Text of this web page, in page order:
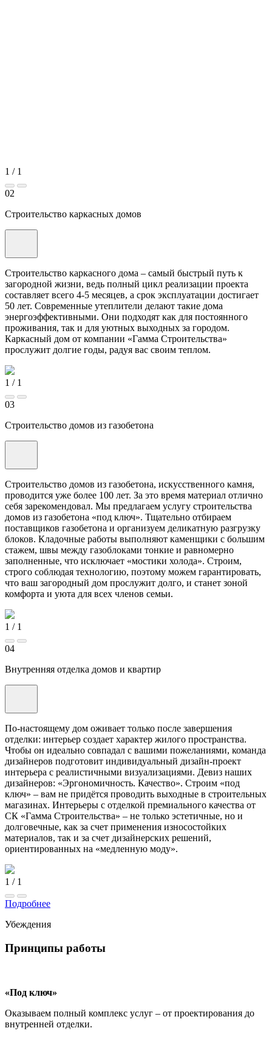
1 / 1
02
Строительство каркасных домов
Строительство каркасного дома – самый быстрый путь к
загородной жизни, ведь полный цикл реализации проекта
составляет всего 4-5 месяцев, а срок эксплуатации достигает
50 лет. Современные утеплители делают такие дома
энергоэффективными. Они подходят как для постоянного
проживания, так и для уютных выходных за городом.
Каркасный дом от компании «Гамма Строительства»
прослужит долгие годы, радуя вас своим теплом.
1 / 1
03
Строительство домов из газобетона
Строительство домов из газобетона, искусственного камня,
проводится уже более 100 лет. За это время материал отлично
себя зарекомендовал. Мы предлагаем услугу строительства
домов из газобетона «под ключ». Тщательно отбираем
поставщиков газобетона и организуем деликатную разгрузку
блоков. Кладочные работы выполняют каменщики с большим
стажем, швы между газоблоками тонкие и равномерно
заполненные, что исключает «мостики холода». Строим,
строго соблюдая технологию, поэтому можем гарантировать,
что ваш загородный дом прослужит долго, и станет зоной
комфорта и уюта для всех членов семьи.
1 / 1
04
Внутренняя отделка домов и квартир
По-настоящему дом оживает только после завершения
отделки: интерьер создает характер жилого пространства.
Чтобы он идеально совпадал с вашими пожеланиями, команда
дизайнеров подготовит индивидуальный дизайн-проект
интерьера с реалистичными визуализациями. Девиз наших
дизайнеров: «Эргономичность. Качество». Строим «под
ключ» – вам не придётся проводить выходные в строительных
магазинах. Интерьеры с отделкой премиального качества от
СК «Гамма Строительства» – не только эстетичные, но и
долговечные, как за счет применения износостойких
материалов, так и за счет дизайнерских решений,
ориентированных на «медленную моду».
1 / 1
Подробнее
Убеждения
Принципы работы
«Под ключ»
Оказываем полный комплекс услуг – от проектирования до
внутренней отделки.